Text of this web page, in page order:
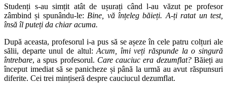
Studenți s-au simțit atât de ușurați când l-au văzut pe profesor
zâmbind și spunându-le: Bine, vă înțeleg băieți. A-ți ratat un test,
însă îl puteți da chiar acuma.
După aceasta, profesorul i-a pus să se așeze în cele patru colțuri ale
sălii, departe unul de altul:Acum, îmi veți răspunde la o singură
întrebare, a spus profesorul. Care cauciuc era dezumflat?Băieți au
început imediat să se panicheze și până la urmă au avut răspunsuri
diferite. Cei trei mințiseră despre cauciucul dezumflat.